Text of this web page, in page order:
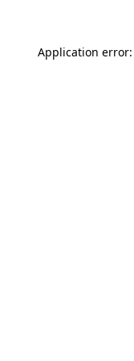
Application